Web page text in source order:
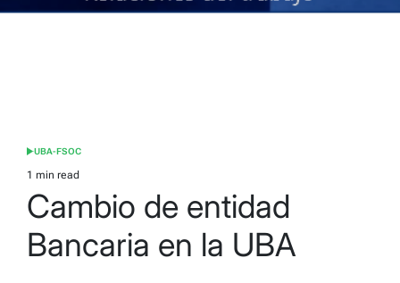
POSTED
IN
UBA-FSOC
Estimated
read
time
1 min read
Cambio de entidad
Bancaria en la UBA